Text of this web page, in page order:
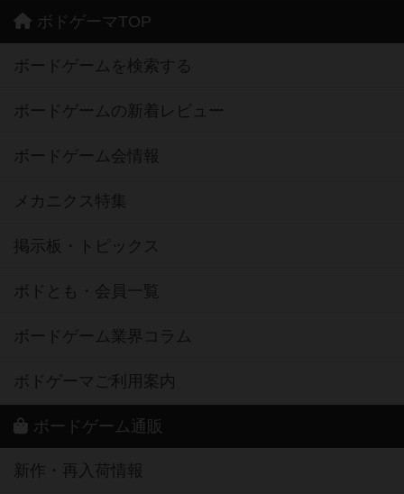
ボドゲーマTOP
ボードゲームを検索する
ボードゲームの新着レビュー
ボードゲーム会情報
メカニクス特集
掲示板・トピックス
ボドとも・会員一覧
ボードゲーム業界コラム
ボドゲーマご利用案内
ボードゲーム通販
新作・再入荷情報